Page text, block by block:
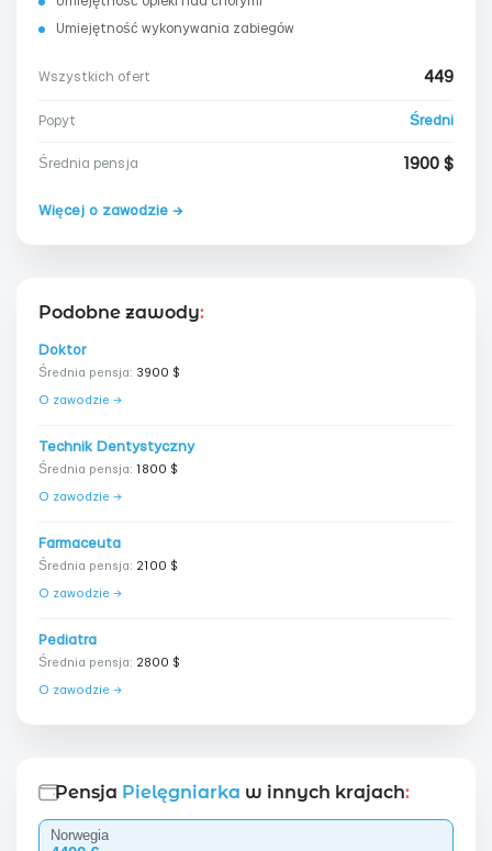
Umiejętność wykonywania zabiegów
Wszystkich ofert 449
Popyt Średni
Średnia pensja 1900 $
Więcej o zawodzie →
Podobne zawody:
Doktor
Średnia pensja: 3900 $
O zawodzie →
Technik Dentystyczny
Średnia pensja: 1800 $
O zawodzie →
Farmaceuta
Średnia pensja: 2100 $
O zawodzie →
Pediatra
Średnia pensja: 2800 $
O zawodzie →
Pensja Pielęgniarka w innych krajach:
Norwegia